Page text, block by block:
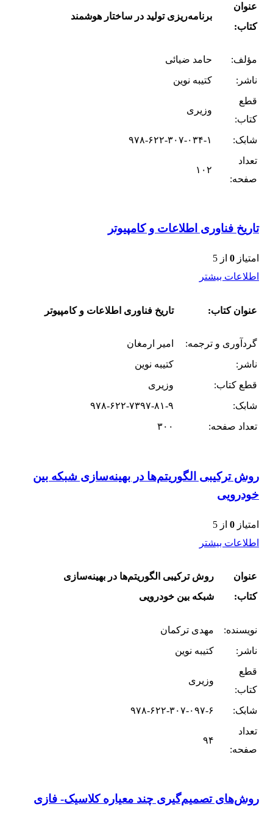
عنوان
کتاب:
برنامه‌ریزی تولید در ساختار هوشمند
مؤلف:
حامد ضیائی
ناشر:
کتیبه نوین
قطع
کتاب:
وزیری
شابک:
۹۷۸-۶۲۲-۳۰۷-۰۳۴-۱
تعداد
صفحه:
۱۰۲
تاریخ فناوری اطلاعات و کامپیوتر
امتیاز 0 از 5
اطلاعات بیشتر
عنوان کتاب: تاریخ فناوری اطلاعات و کامپیوتر
گردآوری و ترجمه:
امیر ارمغان
ناشر:
کتیبه نوین
قطع کتاب:
وزیری
شابک:
۹۷۸-۶۲۲-۷۳۹۷-۸۱-۹
تعداد صفحه:
۳۰۰
روش ترکیبی الگوریتم‌ها در بهینه‌سازی شبکه بین
خودرویی
امتیاز 0 از 5
اطلاعات بیشتر
عنوان
کتاب:
روش ترکیبی الگوریتم‌ها در بهینه‌سازی
شبکه بین خودرویی
نویسنده:
مهدی ترکمان
ناشر:
کتیبه نوین
قطع
کتاب:
وزیری
شابک:
۹۷۸-۶۲۲-۳۰۷-۰۹۷-۶
تعداد
صفحه:
۹۴
روش‌های تصمیم‌گیری چند معیاره کلاسیک- فازی